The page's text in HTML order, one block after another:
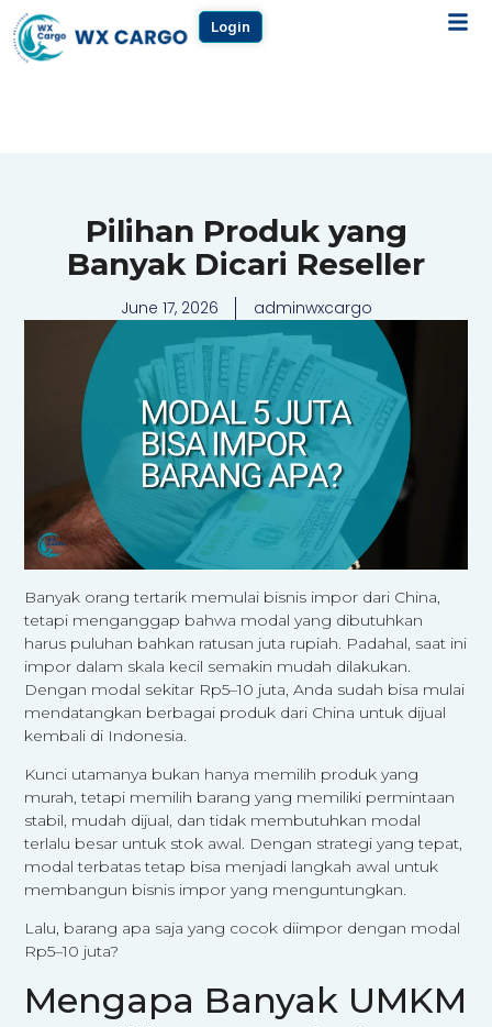
Login
Pilihan Produk yang
Banyak Dicari Reseller
June 17, 2026 adminwxcargo
Banyak orang tertarik memulai bisnis impor dari China,
tetapi menganggap bahwa modal yang dibutuhkan
harus puluhan bahkan ratusan juta rupiah. Padahal, saat ini
impor dalam skala kecil semakin mudah dilakukan.
Dengan modal sekitar Rp5–10 juta, Anda sudah bisa mulai
mendatangkan berbagai produk dari China untuk dijual
kembali di Indonesia.
Kunci utamanya bukan hanya memilih produk yang
murah, tetapi memilih barang yang memiliki permintaan
stabil, mudah dijual, dan tidak membutuhkan modal
terlalu besar untuk stok awal. Dengan strategi yang tepat,
modal terbatas tetap bisa menjadi langkah awal untuk
membangun bisnis impor yang menguntungkan.
Lalu, barang apa saja yang cocok diimpor dengan modal
Rp5–10 juta?
Mengapa Banyak UMKM